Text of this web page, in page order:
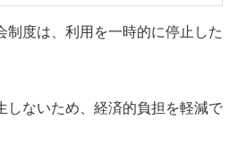
制度は、利用を一時的に停止した
しないため、経済的負担を軽減で